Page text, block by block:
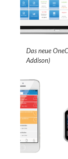
Das neue
Addison)